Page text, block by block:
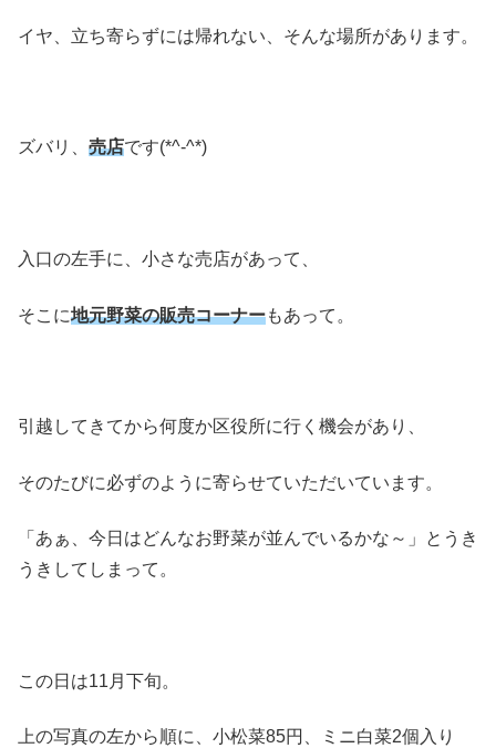
イヤ、立ち寄らずには帰れない、そんな場所があります。
ズバリ、 売店です(*^-^*)
入口の左手に、小さな売店があって、
そこに地元野菜の販売コーナーもあって。
引越してきてから何度か区役所に行く機会があり、
そのたびに必ずのように寄らせていただいています。
「あぁ、今日はどんなお野菜が並んでいるかな～」とうき
うきしてしまって。
この日は11月下旬。
上の写真の左から順に、小松菜85円、ミニ白菜2個入り